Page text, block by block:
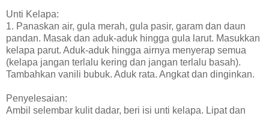
Unti Kelapa:
1. Panaskan air, gula merah, gula pasir, garam dan daun
pandan. Masak dan aduk-aduk hingga gula larut. Masukkan
kelapa parut. Aduk-aduk hingga airnya menyerap semua
(kelapa jangan terlalu kering dan jangan terlalu basah).
Tambahkan vanili bubuk. Aduk rata. Angkat dan dinginkan.
Penyelesaian:
Ambil selembar kulit dadar, beri isi unti kelapa. Lipat dan